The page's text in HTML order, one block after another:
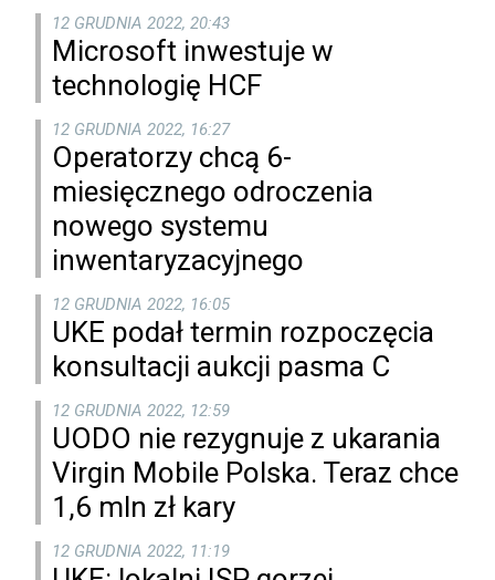
12 GRUDNIA 2022, 20:43
Microsoft inwestuje w
technologię HCF
12 GRUDNIA 2022, 16:27
Operatorzy chcą 6-
miesięcznego odroczenia
nowego systemu
inwentaryzacyjnego
12 GRUDNIA 2022, 16:05
UKE podał termin rozpoczęcia
konsultacji aukcji pasma C
12 GRUDNIA 2022, 12:59
UODO nie rezygnuje z ukarania
Virgin Mobile Polska. Teraz chce
1,6 mln zł kary
12 GRUDNIA 2022, 11:19